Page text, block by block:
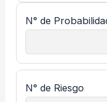
N° de
N° de Riesgo